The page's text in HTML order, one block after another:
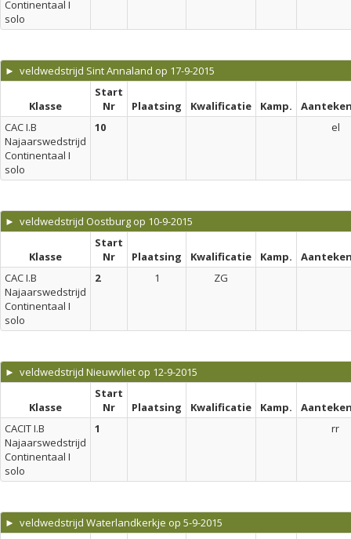
Continentaal I
solo
► veldwedstrijd Sint Annaland op 17-9-2015
Klasse
Start
Nr
Plaatsing Kwalificatie Kamp.
CAC I.B
Najaarswedstrijd
Continentaal I
solo
10 el
► veldwedstrijd Oostburg op 10-9-2015
Klasse
Start
Nr
Plaatsing Kwalificatie Kamp.
CAC I.B
Najaarswedstrijd
Continentaal I
solo
2 1 ZG
► veldwedstrijd Nieuwvliet op 12-9-2015
Klasse
Start
Nr
Plaatsing Kwalificatie Kamp.
CACIT I.B
Najaarswedstrijd
Continentaal I
solo
1 rr
► veldwedstrijd Waterlandkerkje op 5-9-2015